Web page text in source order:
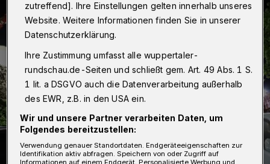
zutreffend]. Ihre Einstellungen gelten innerhalb unseres
Website. Weitere Informationen finden Sie in unserer
Datenschutzerklärung.
Ihre Zustimmung umfasst alle wuppertaler-
rundschau.de-Seiten und schließt gem. Art. 49 Abs. 1 S.
1 lit. a DSGVO auch die Datenverarbeitung außerhalb
des EWR, z.B. in den USA ein.
Wir und unsere Partner verarbeiten Daten, um
Folgendes bereitzustellen:
Verwendung genauer Standortdaten. Endgeräteeigenschaften zur
Identifikation aktiv abfragen. Speichern von oder Zugriff auf
Informationen auf einem Endgerät. Personalisierte Werbung und